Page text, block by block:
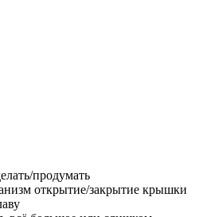
продумать
открытие/закрытие крышки